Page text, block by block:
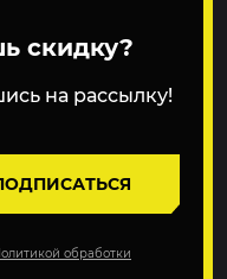
скидку?
на рассылку!
обработки